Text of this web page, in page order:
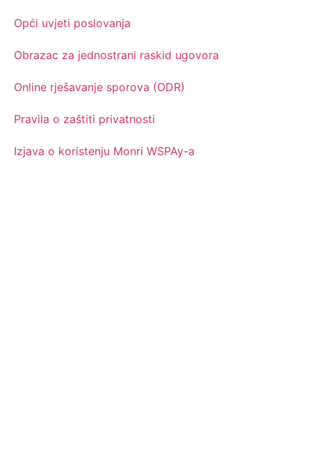
Opći uvjeti poslovanja
Obrazac za jednostrani raskid ugovora
Online rješavanje sporova (ODR)
Pravila o zaštiti privatnosti
Izjava o koristenju Monri WSPAy-a